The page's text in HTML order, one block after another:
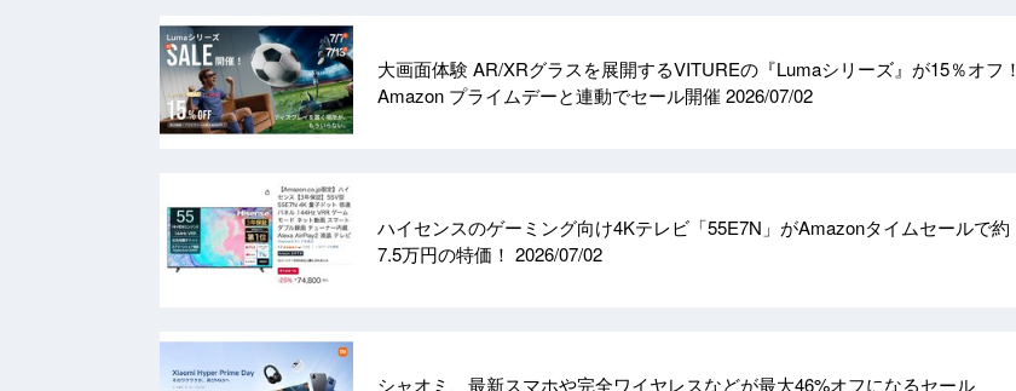
大画面体験 AR/XRグラスを展開するVITUREの『Lumaシリーズ』が15％オフ！
Amazon プライムデーと連動でセール開催 2026/07/02
ハイセンスのゲーミング向け4Kテレビ「55E7N」がAmazonタイムセールで約
7.5万円の特価！ 2026/07/02
シャオミ、最新スマホや完全ワイヤレスなどが最大46%オフになるセール